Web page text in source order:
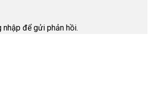
nhập để gửi phản hồi.